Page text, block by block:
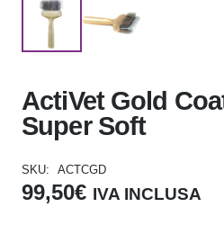
ActiVet Gold
Super Soft
SKU: ACTCGD
99,50€ IVA INCLUSA